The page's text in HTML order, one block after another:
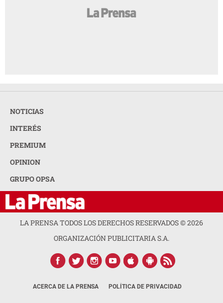
NOTICIAS
INTERÉS
PREMIUM
OPINION
GRUPO OPSA
LA PRENSA TODOS LOS DERECHOS RESERVADOS ©2026
ORGANIZACIÓN PUBLICITARIA S.A.
ACERCA DE LA PRENSA POLÍTICA DE PRIVACIDAD